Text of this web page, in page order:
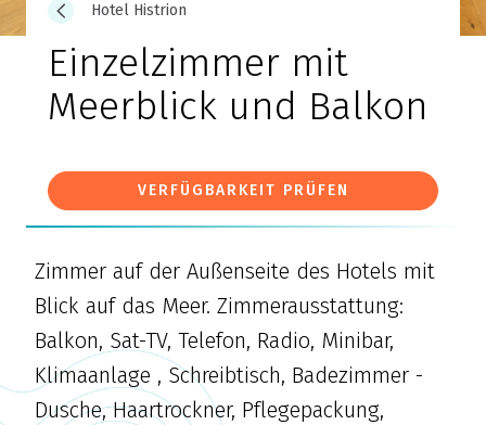
Hotel Histrion
Einzelzimmer mit
Meerblick und Balkon
VERFÜGBARKEIT PRÜFEN
Zimmer auf der Außenseite des Hotels mit
Blick auf das Meer. Zimmerausstattung:
Balkon, Sat-TV, Telefon, Radio, Minibar,
Klimaanlage , Schreibtisch, Badezimmer -
Dusche, Haartrockner, Pflegepackung,